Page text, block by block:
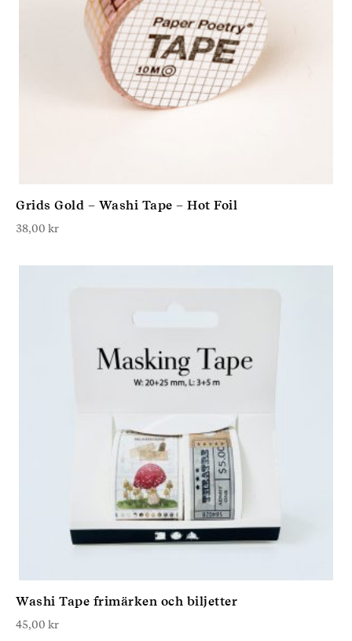
Grids Gold – Washi Tape – Hot Foil
38,00 kr
Washi Tape frimärken och biljetter
45,00 kr